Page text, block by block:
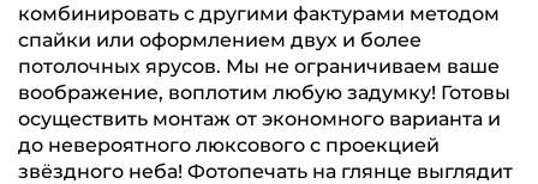
комбинировать с другими фактурами методом
спайки или оформлением двух и более
потолочных ярусов. Мы не ограничиваем ваше
воображение, воплотим любую задумку! Готовы
осуществить монтаж от экономного варианта и
до невероятного люксового с проекцией
звёздного неба! Фотопечать на глянце выглядит